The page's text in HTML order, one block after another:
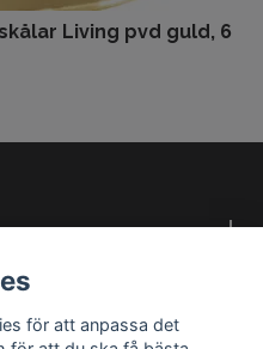
Living pvd guld, 6
för att anpassa det